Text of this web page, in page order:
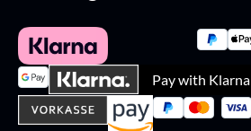
Pay with Klarna